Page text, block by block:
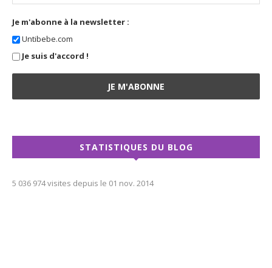
Je m'abonne à la newsletter :
Untibebe.com
Je suis d'accord !
STATISTIQUES DU BLOG
5 036 974 visites depuis le 01 nov. 2014